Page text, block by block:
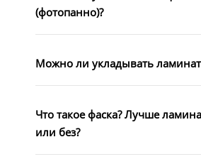
(фотопанно)?
Можно ли укладывать
Что такое фаска? Лучше
или без?